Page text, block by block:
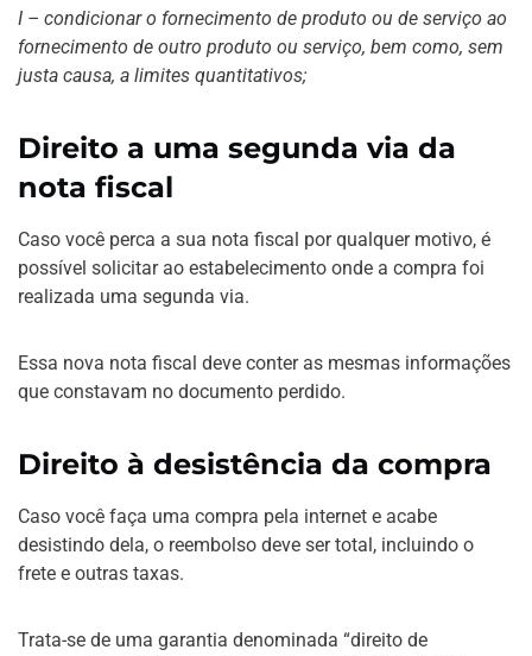
I – condicionar o fornecimento de produto ou de serviço ao
fornecimento de outro produto ou serviço, bem como, sem
justa causa, a limites quantitativos;
Direito a uma segunda via da
nota fiscal
Caso você perca a sua nota fiscal por qualquer motivo, é
possível solicitar ao estabelecimento onde a compra foi
realizada uma segunda via.
Essa nova nota fiscal deve conter as mesmas informações
que constavam no documento perdido.
Direito à desistência da compra
Caso você faça uma compra pela internet e acabe
desistindo dela, o reembolso deve ser total, incluindo o
frete e outras taxas.
Trata-se de uma garantia denominada “direito de